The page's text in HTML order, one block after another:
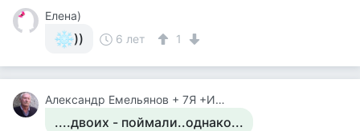
Елена)
)) 6 лет 1
Александр Емельянов + 7Я +Инструктор Туризма
....двоих - поймали..однако...